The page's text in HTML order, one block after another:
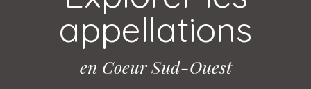
appellations
en Coeur Sud-Ouest